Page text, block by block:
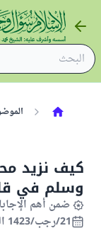
كيف نزيد
وسلم في
ضمن أهم
21/رجب/1423 الموافق 28/سبتمبر/2002